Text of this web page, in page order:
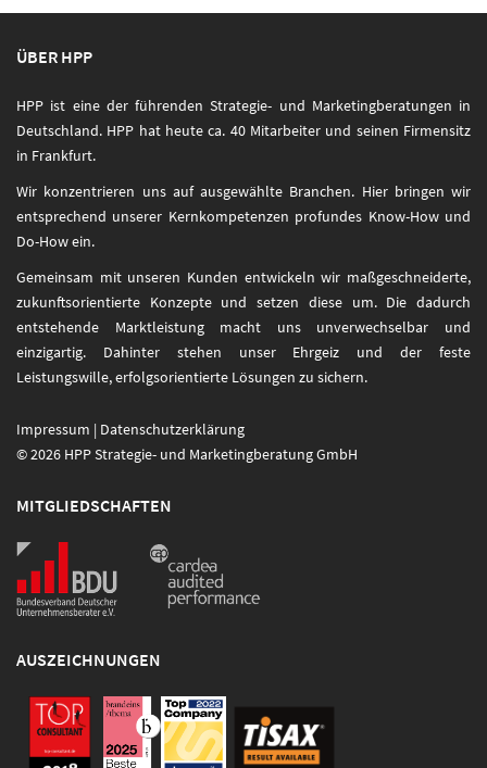
ÜBER HPP
HPP ist eine der führenden Strategie- und Marketingberatungen in
Deutschland. HPP hat heute ca. 40 Mitarbeiter und seinen Firmensitz
in Frankfurt.
Wir konzentrieren uns auf ausgewählte Branchen. Hier bringen wir
entsprechend unserer Kernkompetenzen profundes Know-How und
Do-How ein.
Gemeinsam mit unseren Kunden entwickeln wir maßgeschneiderte,
zukunftsorientierte Konzepte und setzen diese um. Die dadurch
entstehende Marktleistung macht uns unverwechselbar und
einzigartig. Dahinter stehen unser Ehrgeiz und der feste
Leistungswille, erfolgsorientierte Lösungen zu sichern.
Impressum | Datenschutzerklärung
© 2026 HPP Strategie- und Marketingberatung GmbH
MITGLIEDSCHAFTEN
AUSZEICHNUNGEN